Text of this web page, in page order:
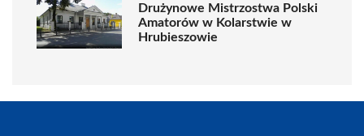
Drużynowe Mistrzostwa Polski
Amatorów w Kolarstwie w
Hrubieszowie